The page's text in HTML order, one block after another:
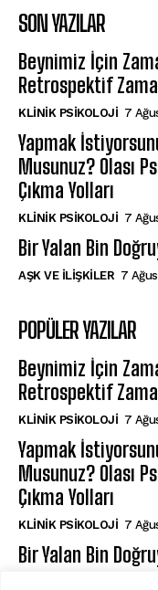
SON YAZILAR
Beynimiz İçin
Retrospektif
KLINIK PSIKOLOJI 7
Yapmak
Musunuz? Olası
Çıkma Yolları
KLINIK PSIKOLOJI 7
Bir Yalan Bin
AŞK VE İLIŞKILER 7
POPÜLER YAZILAR
Beynimiz İçin
Retrospektif
KLINIK PSIKOLOJI 7
Yapmak
Musunuz? Olası
Çıkma Yolları
KLINIK PSIKOLOJI 7
Bir Yalan Bin